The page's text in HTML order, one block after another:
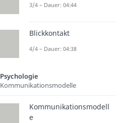
3/4 – Dauer: 04:44
Blickkontakt
4/4 – Dauer: 04:38
Psychologie
Kommunikationsmodelle
Kommunikationsmodell
e